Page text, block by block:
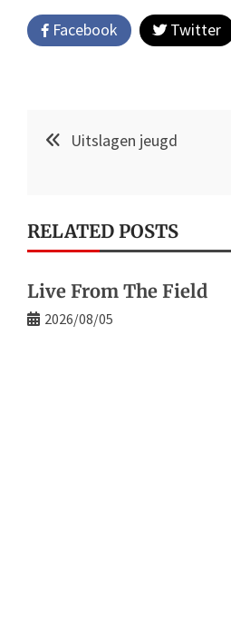
Facebook Twitter
Post Uitslagen jeugd
RELATED POSTS
Live From The Field
2026/08/05